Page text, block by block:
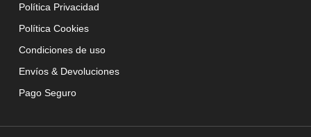
Política Privacidad
Política Cookies
Condiciones de uso
Envíos & Devoluciones
Pago Seguro